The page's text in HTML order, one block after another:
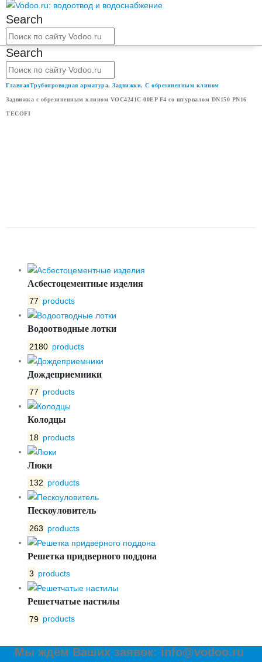
Search
Search
ГлавнаяТрубопроводная арматура, Задвижки, С обрезиненным клином
Задвижка с обрезиненным клином VOC4241C-00EP F4 со штурвалом DN150 PN16
TECOFI
Асбестоцементные изделия
77 products
Водоотводные лотки
2180 products
Дождеприемники
77 products
Колодцы
18 products
Люки
132 products
Пескоуловитель
263 products
Решетка придверного поддона
3 products
Решетчатые настилы
79 products
Мы ждём Ваших заявок: info@vodoo.ru